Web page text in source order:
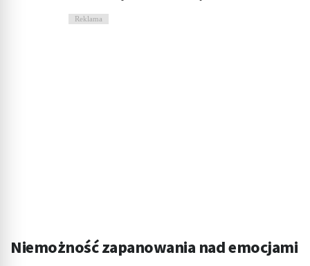
Reklama
Niemożność zapanowania nad emocjami